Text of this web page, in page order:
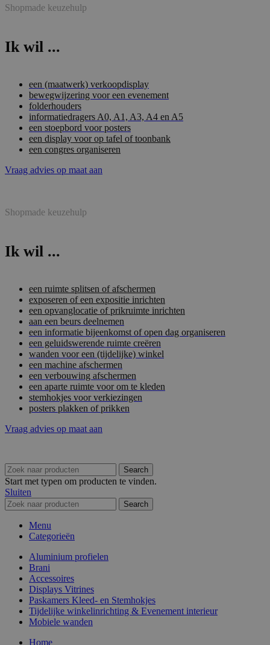
Shopmade keuzehulp
Ik wil ...
een (maatwerk) verkoopdisplay
bewegwijzering voor een evenement
folderhouders
informatiedragers A0, A1, A3, A4 en A5
een stoepbord voor posters
een display voor op tafel of toonbank
een congres organiseren
Vraag advies op maat aan
Shopmade keuzehulp
Ik wil ...
een ruimte splitsen of afschermen
exposeren of een expositie inrichten
een opvanglocatie of prikruimte inrichten
aan een beurs deelnemen
een informatie bijeenkomst of open dag organiseren
een geluidswerende ruimte creëren
wanden voor een (tijdelijke) winkel
een machine afschermen
een verbouwing afschermen
een aparte ruimte voor om te kleden
stemhokjes voor verkiezingen
posters plakken of prikken
Vraag advies op maat aan
Search
Start met typen om producten te vinden.
Sluiten
Search
Menu
Categorieën
Aluminium profielen
Brani
Accessoires
Displays Vitrines
Paskamers Kleed- en Stemhokjes
Tijdelijke winkelinrichting & Evenement interieur
Mobiele wanden
Home